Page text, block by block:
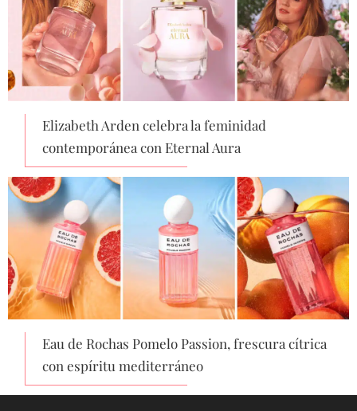
Elizabeth Arden celebra la feminidad
contemporánea con Eternal Aura
Eau de Rochas Pomelo Passion, frescura cítrica
con espíritu mediterráneo